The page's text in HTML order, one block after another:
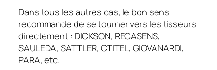
Dans tous les autres cas, le bon sens
recommande de se tourner vers les tisseurs
directement : DICKSON, RECASENS,
SAULEDA, SATTLER, CTITEL, GIOVANARDI,
PARA, etc.